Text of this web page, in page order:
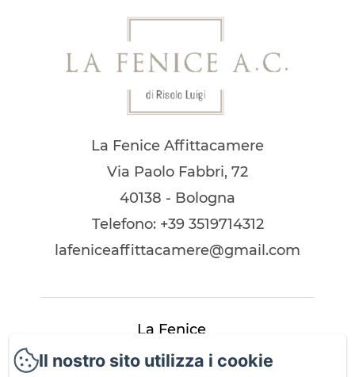
La Fenice Affittacamere
Via Paolo Fabbri, 72
40138 - Bologna
Telefono: +39 3519714312
lafeniceaffittacamere@gmail.com
La Fenice
Camere
Il nostro sito utilizza i cookie